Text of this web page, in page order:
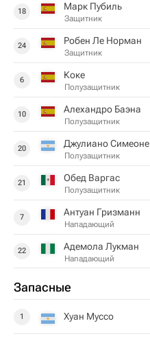
18 Марк Пубиль
Защитник
24 Робен Ле Норман
Защитник
6 Коке
Полузащитник
10 Алехандро Баэна
Полузащитник
20 Джулиано Симеоне
Полузащитник
21 Обед Варгас
Полузащитник
7 Антуан Гризманн
Нападающий
22 Адемола Лукман
Нападающий
Запасные
1 Хуан Муссо